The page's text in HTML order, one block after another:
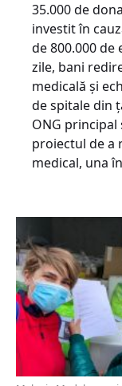
35.000 de
investit în
de 800.000
zile, bani
medicală și
de spitale din
ONG principal
proiectul de a
medical, una